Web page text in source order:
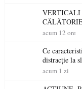
VERTICALI
acum 12 ore
Ce
distracție la
acum 1 zi